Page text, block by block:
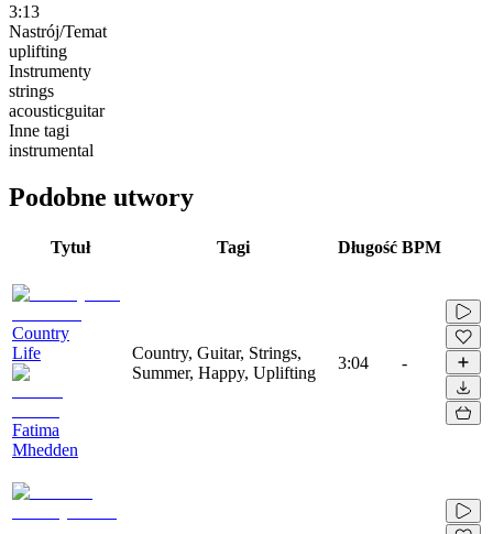
3:13
Nastrój/Temat
uplifting
Instrumenty
strings
acousticguitar
Inne tagi
instrumental
Podobne utwory
Tytuł Tagi Długość BPM
Country
Life
Fatima
Mhedden
Country, Guitar, Strings,
Summer, Happy, Uplifting
3:04 -